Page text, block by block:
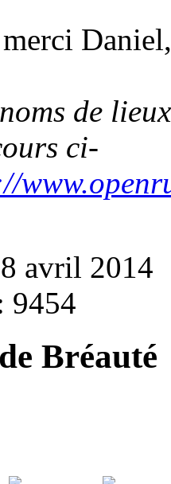
Daniel,
de
ci-
avril 2014
9454
Bréauté